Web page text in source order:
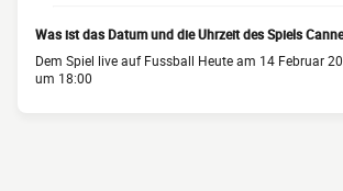
Was ist das Datum und die Uhrzeit des Spiels
Dem Spiel live auf Fussball Heute am 14 Februar
um 18:00